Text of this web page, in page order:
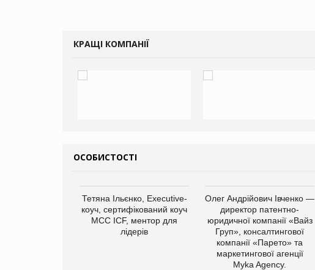
КРАЩІ КОМПАНІЇ
ОСОБИСТОСТІ
Тетяна Ільєнко, Executive-
коуч, сертифікований коуч
МСС ICF, ментор для
лідерів
Олег Андрійович Івченко —
директор патентно-
юридичної компанії «Вайз
Груп», консалтингової
компанії «Парето» та
маркетингової агенції
Myka Agency.